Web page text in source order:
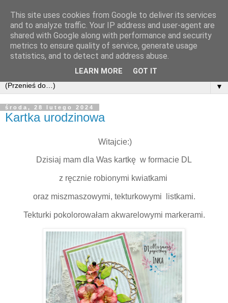
▼
środa, 28 lutego 2024
Kartka urodzinowa
Witajcie:)
Dzisiaj mam dla Was kartkę w formacie DL
z ręcznie robionymi kwiatkami
oraz miszmaszowymi, tekturkowymi listkami.
Tekturki pokolorowałam akwarelowymi markerami.
This site uses cookies from Google to deliver its services
and to analyze traffic. Your IP address and user-agent are
shared with Google along with performance and security
metrics to ensure quality of service, generate usage
statistics, and to detect and address abuse.
LEARN MORE GOT IT